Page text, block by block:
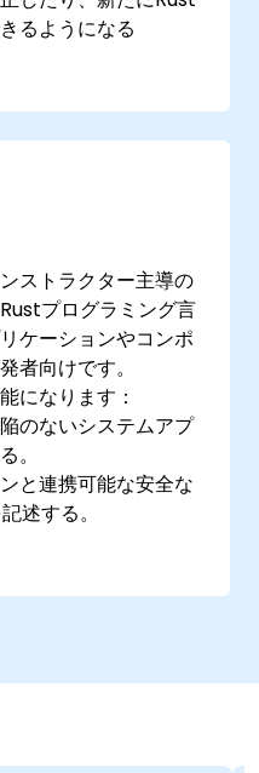
るようになる
ストラクター主導の
プログラミング言
ケーションやコンポ
者向けです。
になります：
のないシステムアプ
。
と連携可能な安全な
述する。
る。